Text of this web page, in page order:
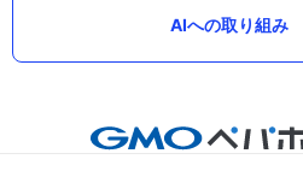
AIへの取り組み